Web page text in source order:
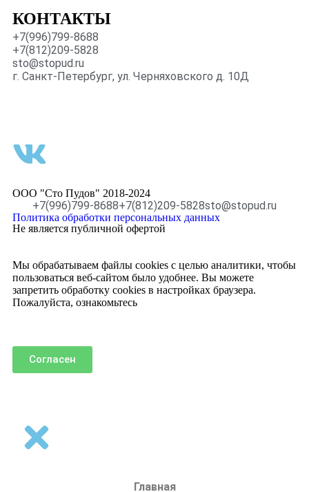
КОНТАКТЫ
+7(996)799-8688
+7(812)209-5828
sto@stopud.ru
г. Санкт-Петербург, ул. Черняховского д. 10Д
ООО "Сто Пудов" 2018-2024
+7(996)799-8688+7(812)209-5828sto@stopud.ru
Политика обработки персональных данных
Не является публичной офертой
Мы обрабатываем файлы cookies с целью аналитики, чтобы
пользоваться веб-сайтом было удобнее. Вы можете
запретить обработку cookies в настройках браузера.
Пожалуйста, ознакомьтесь
Согласен
Главная